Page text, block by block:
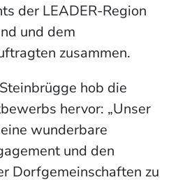
der LEADER-Region
und dem
zusammen.
hob die
hervor: „Unser
wunderbare
und den
Dorfgemeinschaften zu